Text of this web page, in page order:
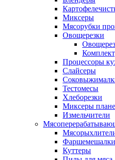
Миксеры
Мясорубки
Овощерезки
Процессоры
Слайсеры
Тестомесы
Хлеборезки
Миксеры
Измельчители
Фаршемешалки
Куттеры